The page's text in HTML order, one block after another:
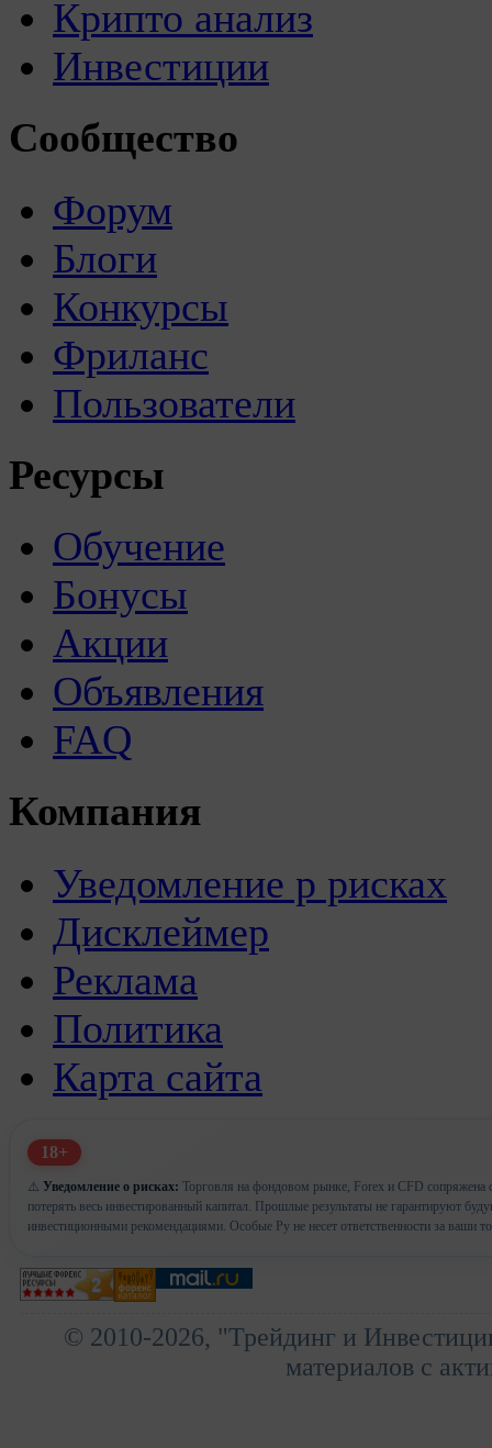
Крипто анализ
Инвестиции
Сообщество
Форум
Блоги
Конкурсы
Фриланс
Пользователи
Ресурсы
Обучение
Бонусы
Акции
Объявления
FAQ
Компания
Уведомление р рисках
Дисклеймер
Реклама
Политика
Карта сайта
18+
⚠️ Уведомление о рисках: Торговля на фондовом рынке, Forex и CFD сопряжена
потерять весь инвестированный капитал. Прошлые результаты не гарантируют
инвестиционными рекомендациями. Особые Ру не несет ответственности за ваши
© 2010-2026, "Трейдинг и
материалов с